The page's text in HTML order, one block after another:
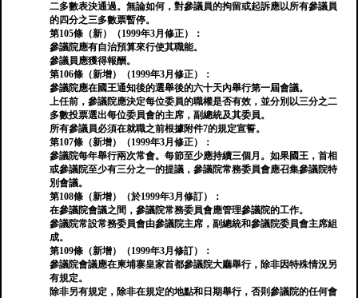
二多數表決通過。無論如何，對參議員的拘留或起訴應以所有參議員
的四分之三多數票暫停。
第105條（新）（1999年3月修正）：
參議院應有自治預算來行使其職能。
參議員應獲得報酬。
第106條（新增）（1999年3月修正）：
參議院應在國王通知後的選舉後的六十天內舉行第一屆會議。
上任前，參議院應決定每位委員的職權是否有效，並分別以三分之二
多數投票選出每位委員會的主席，副總統及其委員。
所有參議員必須在就職之前根據附件7的規定宣誓。
第107條（新增）（1999年3月修正）：
參議院每年舉行兩次常會。每節至少應持續三個月。如果國王，首相
或參議院至少有三分之一的提議，參議院常務委員會應召集參議院特
別會議。
第108條（新增）（於1999年3月修訂）：
在參議院會議之間，參議院常務委員會應管理參議院的工作。
參議院常設常務委員會由參議院主席，副總統和參議院委員會主席組
成。
第109條（新增）（1999年3月修訂）：
參議院會議應在柬埔寨皇家首都參議院大廳舉行，除非因特殊情況另
有規定。
除非另有規定，除非在規定的地點和日期舉行，否則參議院的任何會